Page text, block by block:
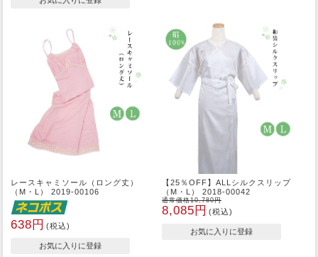
レースキャミソール（ロング丈）
（M・L） 2019-00106
638円 (税込)
【25％OFF】ALLシルクスリップ
（M・L） 2018-00042
通常価格10,780円
8,085円 (税込)